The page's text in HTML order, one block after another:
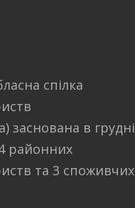
спілка
заснована в грудні
районних
та 3 споживчих